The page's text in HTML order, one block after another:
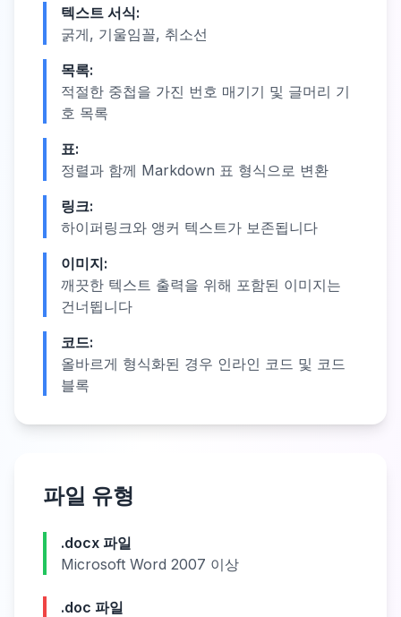
텍스트 서식:
굵게, 기울임꼴, 취소선
목록:
적절한 중첩을 가진 번호 매기기 및 글머리 기
호 목록
표:
정렬과 함께 Markdown 표 형식으로 변환
링크:
하이퍼링크와 앵커 텍스트가 보존됩니다
이미지:
깨끗한 텍스트 출력을 위해 포함된 이미지는
건너뜁니다
코드:
올바르게 형식화된 경우 인라인 코드 및 코드
블록
파일 유형
.docx 파일
Microsoft Word 2007 이상
.doc 파일